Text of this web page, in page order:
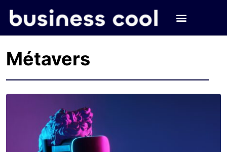
Métavers